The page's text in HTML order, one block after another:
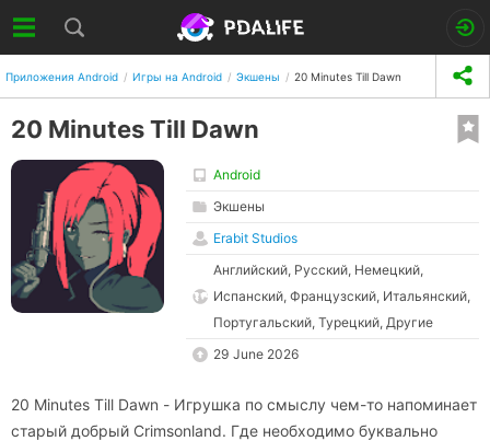
Приложения Android Игры на Android Экшены 20 Minutes Till Dawn
20 Minutes Till Dawn
Android
Экшены
Erabit Studios
Английский, Русский, Немецкий,
Испанский, Французский, Итальянский,
Португальский, Турецкий, Другие
29 June 2026
20 Minutes Till Dawn - Игрушка по смыслу чем-то напоминает
старый добрый Crimsonland. Где необходимо буквально